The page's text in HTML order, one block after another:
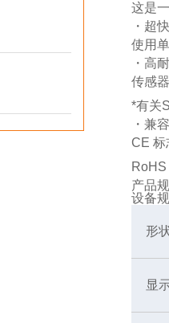
这是
・超
使用
・高
传感
*有关
・兼
CE 标
产品
设备
形
显